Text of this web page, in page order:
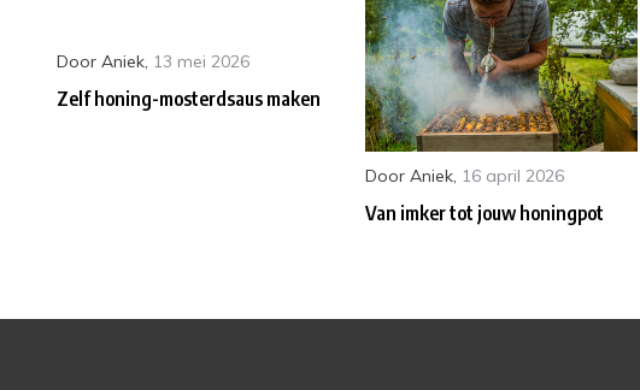
Door Aniek, 13 mei 2026
Zelf honing-mosterdsaus maken
Door Aniek, 16 april 2026
Van imker tot jouw honingpot